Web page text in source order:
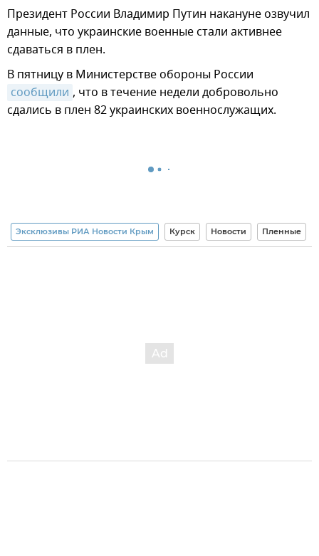
Президент России Владимир Путин накануне озвучил
данные, что украинские военные стали активнее
сдаваться в плен.
В пятницу в Министерстве обороны России
сообщили , что в течение недели добровольно
сдались в плен 82 украинских военнослужащих.
Эксклюзивы РИА Новости Крым Курск Новости Пленные